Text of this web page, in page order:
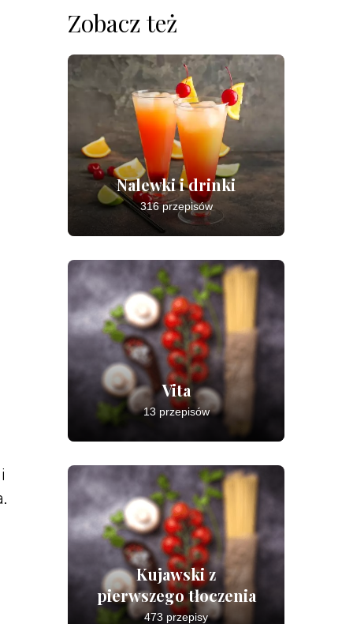
Zobacz też
Nalewki i drinki
316 przepisów
Vita
13 przepisów
Kujawski z
pierwszego tłoczenia
473 przepisy